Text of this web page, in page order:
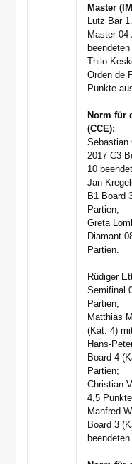
Master
Lutz Bär
Master
Thilo
Orden de
Punkte
Norm für
(CCE):
Sebastian
2017 C3
10
Jan
B1 Board
Partien;
Greta
Diamant
Partien.
Rüdiger
Semifinal
Partien;
Matthias
(Kat. 4)
Hans-
Board 4
Partien;
Christian
4,5
Manfred
Board 3